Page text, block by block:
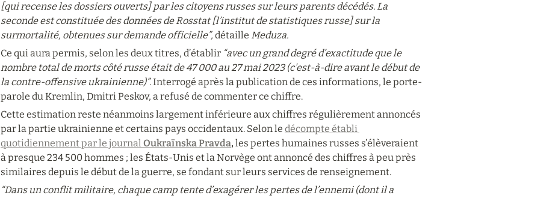
[qui recense les dossiers ouverts] par les citoyens russes sur leurs parents décédés. La
seconde est constituée des données de Rosstat [l’institut de statistiques russe] sur la
surmortalité, obtenues sur demande officielle”, détaille Meduza.
Ce qui aura permis, selon les deux titres, d’établir “avec un grand degré d’exactitude que le
nombre total de morts côté russe était de 47 000 au 27 mai 2023 (c’est-à-dire avant le début de
la contre-offensive ukrainienne)”. Interrogé après la publication de ces informations, le porte-
parole du Kremlin, Dmitri Peskov, a refusé de commenter ce chiffre.
Cette estimation reste néanmoins largement inférieure aux chiffres régulièrement annoncés
par la partie ukrainienne et certains pays occidentaux. Selon le décompte établi
quotidiennement par le journal Oukraïnska Pravda, les pertes humaines russes s’élèveraient
à presque 234 500 hommes ; les États-Unis et la Norvège ont annoncé des chiffres à peu près
similaires depuis le début de la guerre, se fondant sur leurs services de renseignement.
“Dans un conflit militaire, chaque camp tente d’exagérer les pertes de l’ennemi (dont il a